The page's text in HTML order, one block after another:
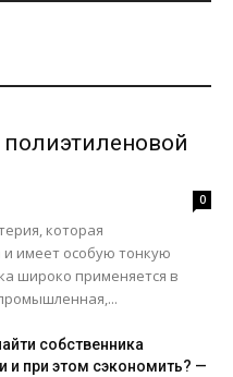
0
которая
и имеет особую тонкую
широко применяется в
собственника
и при этом сэкономить? —